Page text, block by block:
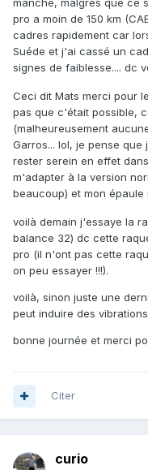
manche, malgrès que ce
pro a moin de 150 km
cadres rapidement car
Suéde et j'ai cassé un
signes de faiblesse.... dc
Ceci dit Mats merci pour
pas que c'était possible,
(malheureusement
Garros... lol, je pense
rester serein en effet
m'adapter à la version
beaucoup) et mon
voilà demain j'essaye la
balance 32) dc cette
pro (il n'ont pas cette
on peu essayer !!!).
voilà, sinon juste une
peut induire des
bonne journée et merci
Citer
curio